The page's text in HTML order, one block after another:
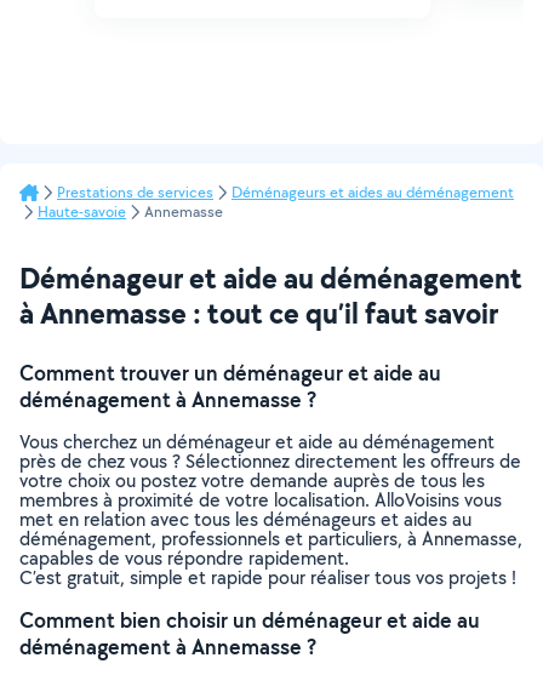
Prestations de services
Déménageurs et aides au déménagement
Haute-savoie
Annemasse
Déménageur et aide au déménagement
à Annemasse : tout ce qu’il faut savoir
Comment trouver un déménageur et aide au
déménagement à Annemasse ?
Vous cherchez un déménageur et aide au déménagement
près de chez vous ? Sélectionnez directement les offreurs de
votre choix ou postez votre demande auprès de tous les
membres à proximité de votre localisation. AlloVoisins vous
met en relation avec tous les déménageurs et aides au
déménagement, professionnels et particuliers, à Annemasse,
capables de vous répondre rapidement.
C’est gratuit, simple et rapide pour réaliser tous vos projets !
Comment bien choisir un déménageur et aide au
déménagement à Annemasse ?